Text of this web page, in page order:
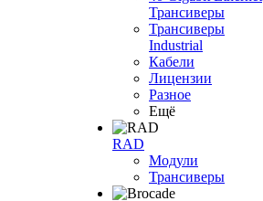
Трансиверы
Трансиверы
Industrial
Кабели
Лицензии
Разное
Ещё
RAD
Модули
Трансиверы